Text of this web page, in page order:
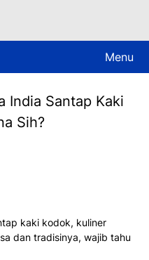
Menu
India Santap Kaki
Sih?
kaki kodok, kuliner
dan tradisinya, wajib tahu